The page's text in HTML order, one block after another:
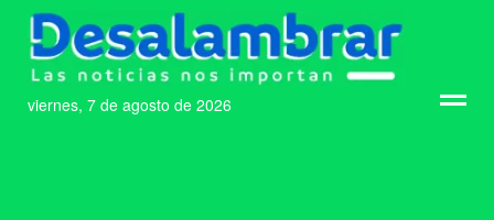
viernes, 7 de agosto de 2026